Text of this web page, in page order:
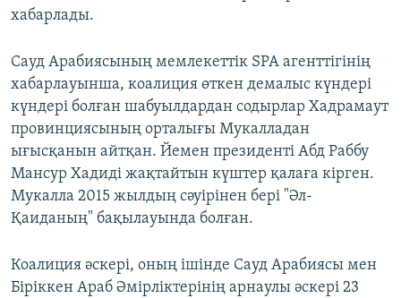
хабарлады.
Сауд Арабиясының мемлекеттік SPA агенттігінің
хабарлауынша, коалиция өткен демалыс күндері
күндері болған шабуылдардан содырлар Хадрамаут
провинциясының орталығы Мукалладан
ығысқанын айтқан. Йемен президенті Абд Раббу
Мансур Хадиді жақтайтын күштер қалаға кірген.
Мукалла 2015 жылдың сәуірінен бері "Әл-
Қаиданың" бақылауында болған.
Коалиция әскері, оның ішінде Сауд Арабиясы мен
Біріккен Араб Әмірліктерінің арнаулы әскері 23